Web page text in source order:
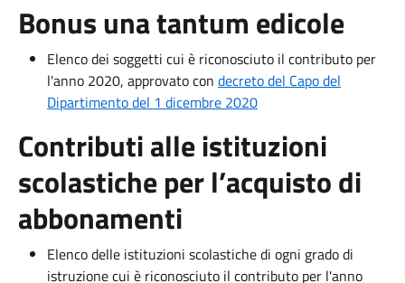
Bonus una tantum edicole
Elenco dei soggetti cui è riconosciuto il contributo per
l'anno 2020, approvato con decreto del Capo del
Dipartimento del 1 dicembre 2020
Contributi alle istituzioni
scolastiche per l’acquisto di
abbonamenti
Elenco delle istituzioni scolastichedi ogni grado di
istruzionecui è riconosciuto il contributo per l'anno